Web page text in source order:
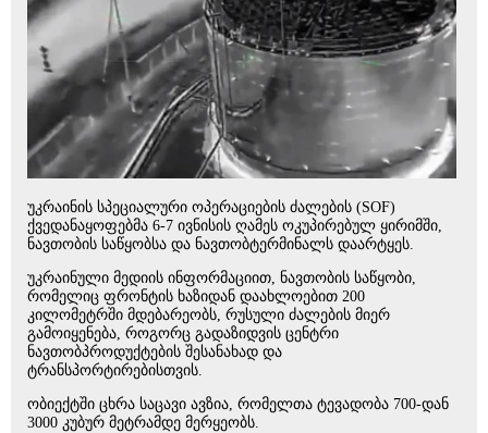
უკრაინის სპეციალური ოპერაციების ძალების (SOF)
ქვედანაყოფებმა 6-7 ივნისის ღამეს ოკუპირებულ ყირიმში,
ნავთობის საწყობსა და ნავთობტერმინალს დაარტყეს.
უკრაინული მედიის ინფორმაციით, ნავთობის საწყობი,
რომელიც ფრონტის ხაზიდან დაახლოებით 200
კილომეტრში მდებარეობს, რუსული ძალების მიერ
გამოიყენება, როგორც გადაზიდვის ცენტრი
ნავთობპროდუქტების შესანახად და
ტრანსპორტირებისთვის.
ობიექტში ცხრა საცავი ავზია, რომელთა ტევადობა 700-დან
3000 კუბურ მეტრამდე მერყეობს.